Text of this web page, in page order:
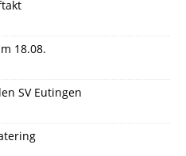
18.08.
SV Eutingen